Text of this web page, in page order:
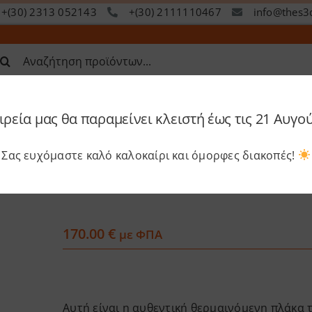
+(30) 2313 052143 +(30) 2111110467
Services Academy
170.00€ με ΦΠΑ
Αυτή είναι η αυθεντική θερμαινόμενη πλάκα
μας θα παραμείνει κλειστή έως τις 21
Σας ευχόμαστε καλό καλοκαίρι και όμορφες διακοπές!